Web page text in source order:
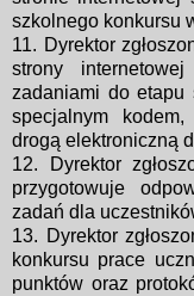
szkolnego konkursu
11. Dyrektor
strony
zadaniami do etapu
specjalnym
drogą elektroniczną
12. Dyrektor
przygotowuje
zadań dla
13. Dyrektor
konkursu prace
punktów oraz